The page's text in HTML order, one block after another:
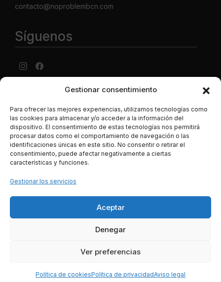
Gestionar consentimiento
Para ofrecer las mejores experiencias, utilizamos tecnologías como
las cookies para almacenar y/o acceder a la información del
dispositivo. El consentimiento de estas tecnologías nos permitirá
procesar datos como el comportamiento de navegación o las
identificaciones únicas en este sitio. No consentir o retirar el
consentimiento, puede afectar negativamente a ciertas
características y funciones.
Gestionar los servicios
Aceptar
Denegar
Ver preferencias
Política de cookiesPolítica de privacidadAviso legal
contacto@noproblembcn.com
Síguenos
Política de privacidad·Política de cookies ·
precios
LUJONYC S.L., C. Potosí, N-2, Centro Comercial La
Maquinista, Local C-4, 08030, Barcelona España. CIF B-
62786496. Los datos de las tarjetas de crédito se
introducen en una página segura de la entidad bancaria, y
íntegra, segura, y totalmente cifrada o encriptada a través